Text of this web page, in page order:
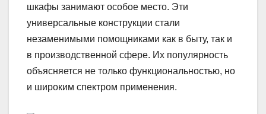
шкафы занимают особое место. Эти
универсальные конструкции стали
незаменимыми помощниками как в быту, так и
в производственной сфере. Их популярность
объясняется не только функциональностью, но
и широким спектром применения.